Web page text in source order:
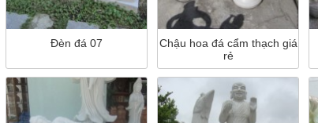
Đèn đá 07
Chậu hoa đá cẩm thạch giá
rẻ